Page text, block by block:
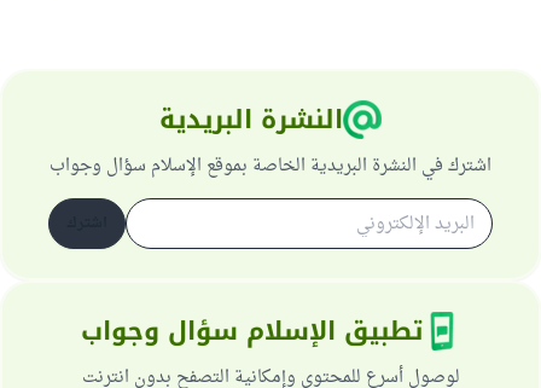
النشرة البريدية
اشترك في النشرة البريدية الخاصة بموقع الإسلام سؤال وجواب
تطبيق الإسلام سؤال وجواب
لوصول أسرع للمحتوى وإمكانية التصفح بدون انترنت